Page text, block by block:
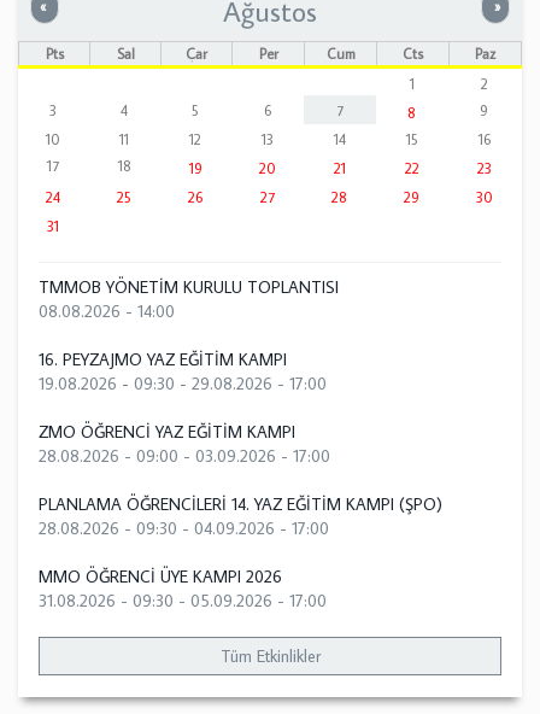
« Önceki »
Ağustos
Pts Sal Çar Per Cum Cts
Paz
1
2
3
4 5 6 7 8
9
10
11 12 13 14 15
16
17
18 19 20 21 22
23
24
25 26 27 28 29
30
31
TMMOB YÖNETİM KURULU TOPLANTISI
08.08.2026 - 14:00
16. PEYZAJMO YAZ EĞİTİM KAMPI
19.08.2026 - 09:30 - 29.08.2026 - 17:00
ZMO ÖĞRENCİ YAZ EĞİTİM KAMPI
28.08.2026 - 09:00 - 03.09.2026 - 17:00
PLANLAMA ÖĞRENCİLERİ 14. YAZ EĞİTİM KAMPI (ŞPO)
28.08.2026 - 09:30 - 04.09.2026 - 17:00
MMO ÖĞRENCİ ÜYE KAMPI 2026
31.08.2026 - 09:30 - 05.09.2026 - 17:00
Tüm Etkinlikler